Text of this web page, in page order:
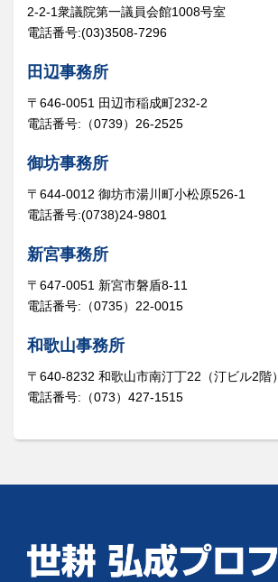
2-2-1衆議院第一議員会館1008号室
電話番号:(03)3508-7296
田辺事務所
〒646-0051 田辺市稲成町232-2
電話番号:（0739）26-2525
御坊事務所
〒644-0012 御坊市湯川町小松原526-1
電話番号:(0738)24-9801
新宮事務所
〒647-0051 新宮市磐盾8-11
電話番号:（0735）22-0015
和歌山事務所
〒640-8232 和歌山市南汀丁22（汀ビル2階）
電話番号:（073）427-1515